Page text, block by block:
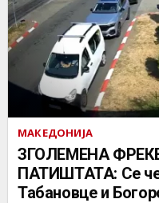
МАКЕДОНИЈА
ЗГОЛЕМЕНА
ПАТИШТАТА: Се
Табановце и